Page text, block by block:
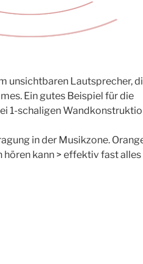
unsichtbaren Lautsprecher,
Ein gutes Beispiel für die
1-schaligen
in der Musikzone.
kann > effektiv fast alles